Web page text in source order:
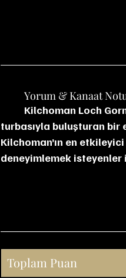
Yorum & Kanaat
turbasıyla buluşturan bir
Kilchoman’ın en
deneyimlemek isteyenler
Toplam Puan